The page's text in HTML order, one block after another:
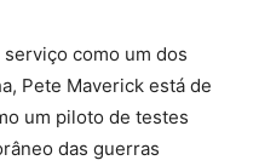
como um dos
Pete Maverick está de
um piloto de testes
das guerras